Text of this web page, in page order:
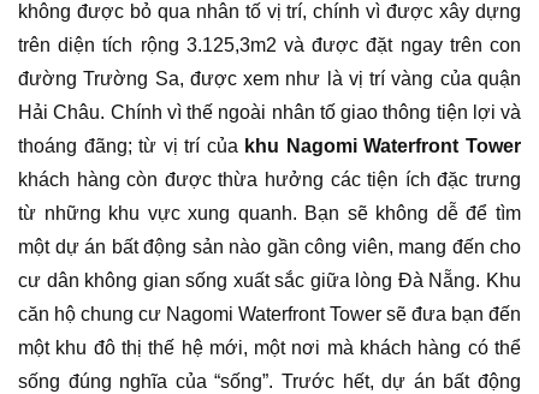
không được bỏ qua nhân tố vị trí, chính vì được xây dựng
trên diện tích rộng 3.125,3m2 và được đặt ngay trên con
đường Trường Sa, được xem như là vị trí vàng của quận
Hải Châu. Chính vì thế ngoài nhân tố giao thông tiện lợi và
thoáng đãng; từ vị trí của khu Nagomi Waterfront Tower
khách hàng còn được thừa hưởng các tiện ích đặc trưng
từ những khu vực xung quanh. Bạn sẽ không dễ để tìm
một dự án bất động sản nào gần công viên, mang đến cho
cư dân không gian sống xuất sắc giữa lòng Đà Nẵng. Khu
căn hộ chung cư Nagomi Waterfront Tower sẽ đưa bạn đến
một khu đô thị thế hệ mới, một nơi mà khách hàng có thể
sống đúng nghĩa của “sống”. Trước hết, dự án bất động